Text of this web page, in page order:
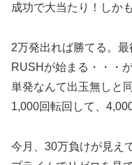
成功で大当たり！しか
2万発出れば勝てる。
RUSHが始まる・・・
単発なんて出玉無しと
1,000回転回して、
今月、30万負けが見え